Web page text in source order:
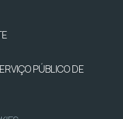
PÚBLICO DE